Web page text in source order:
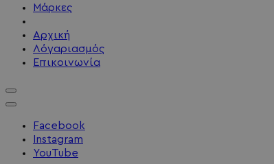
Μάρκες
Αρχική
Λόγαριασμός
Επικοινωνία
Facebook
Instagram
YouTube